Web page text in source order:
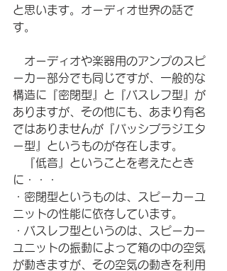
と思います。オーディオ世界の話で
す。
オーディオや楽器用のアンプのスピ
ーカー部分でも同じですが、一般的な
構造に『密閉型』と『バスレフ型』が
ありますが、その他にも、あまり有名
ではありませんが『パッシブラジエタ
ー型』というものが存在します。
『低音』ということを考えたとき
に・・・
・密閉型というものは、スピーカーユ
ニットの性能に依存しています。
・バスレフ型というのは、スピーカー
ユニットの振動によって箱の中の空気
が動きますが、その空気の動きを利用